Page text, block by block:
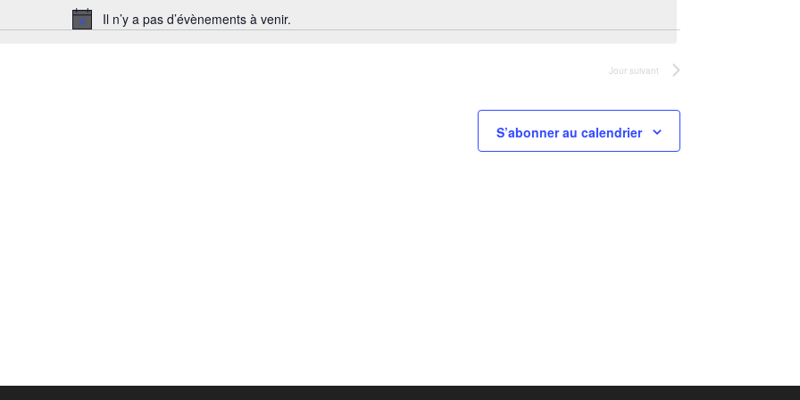
Notice
Il n’y a pas d’évènements à venir.
Jour suivant
S’abonner au calendrier